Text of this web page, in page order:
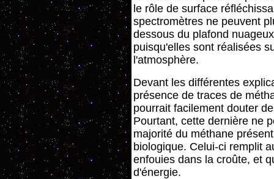
le rôle de surface
spectromètres ne peuvent
dessous du plafond
puisqu'elles sont réalisées
l'atmosphère.
Devant les différentes
présence de traces de
pourrait facilement douter
Pourtant, cette dernière ne
majorité du méthane
biologique. Celui-ci remplit
enfouies dans la croûte, et
d'énergie.